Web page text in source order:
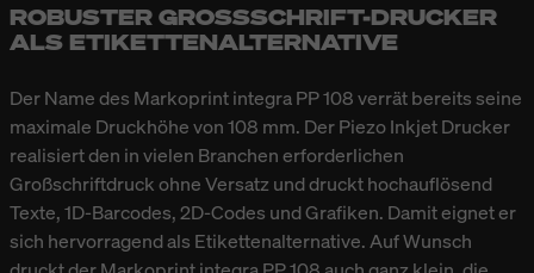
BESONDERHEITEN
TECHNISCHE DATEN
ZUBEHÖR
ROBUSTER GROSSSCHRIFT-DRUCKER A
LS ETIKETTENALTERNATIVE
Der Name des Markoprint integra PP 108 verrät bereits seine
maximale Druckhöhe von 108 mm. Der Piezo Inkjet Drucker
realisiert den in vielen Branchen erforderlichen
Großschriftdruck ohne Versatz und druckt hochauflösend
Texte, 1D-Barcodes, 2D-Codes und Grafiken. Damit eignet er
sich hervorragend als Etikettenalternative. Auf Wunsch